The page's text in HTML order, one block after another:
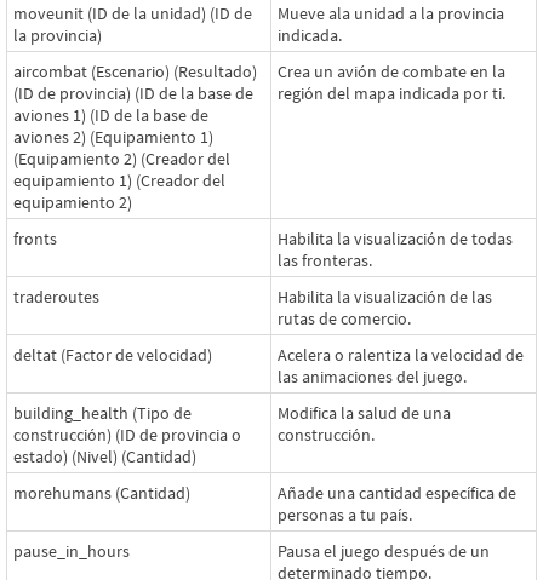
moveunit (ID de la unidad) (ID de
la provincia)
Mueve ala unidad a la provincia
indicada.
aircombat (Escenario) (Resultado)
(ID de provincia) (ID de la base de
aviones 1) (ID de la base de
aviones 2) (Equipamiento 1)
(Equipamiento 2) (Creador del
equipamiento 1) (Creador del
equipamiento 2)
Crea un avión de combate en la
región del mapa indicada por ti.
fronts
Habilita la visualización de todas
las fronteras.
traderoutes
Habilita la visualización de las
rutas de comercio.
deltat (Factor de velocidad)
Acelera o ralentiza la velocidad de
las animaciones del juego.
building_health (Tipo de
construcción) (ID de provincia o
estado) (Nivel) (Cantidad)
Modifica la salud de una
construcción.
morehumans (Cantidad)
Añade una cantidad específica de
personas a tu país.
pause_in_hours
Pausa el juego después de un
determinado tiempo.